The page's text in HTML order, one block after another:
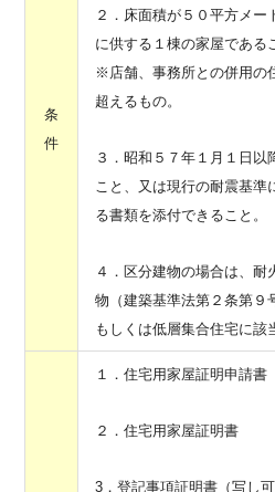
条
件
２．床面積が５０平方メー
に供する１棟の家屋である
※店舗、事務所との併用の
超えるもの。
３．昭和５７年１月１日以
こと、又は現行の耐震基準
る書類を添付できること。
４．区分建物の場合は、
物（建築基準法第２条第９
もしくは低層集合住宅に該
１．住宅用家屋証明申請書
２．住宅用家屋証明書
3．登記事項証明書（写し可